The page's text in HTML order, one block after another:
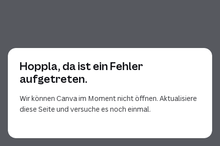
Hoppla, da ist ein Fehler
aufgetreten.
Wir können Canva im Moment nicht öffnen. Aktualisiere
diese Seite und versuche es noch einmal.